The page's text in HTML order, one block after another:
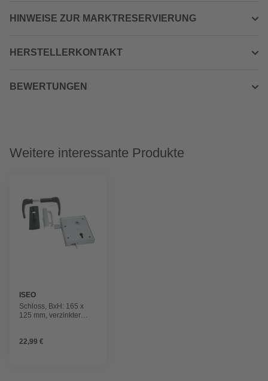
HINWEISE ZUR MARKTRESERVIERUNG
HERSTELLERKONTAKT
BEWERTUNGEN
Weitere interessante Produkte
ISEO
Schloss, BxH: 165 x
125 mm, verzinkter
22,99 €